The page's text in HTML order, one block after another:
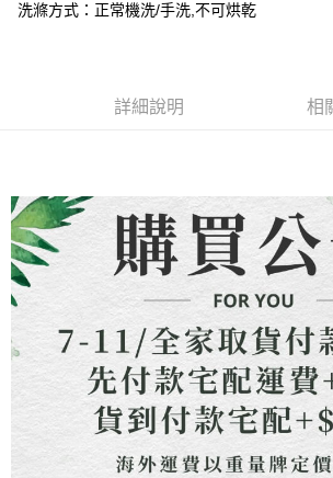
消。如遇「轉專審核」未通過狀況，表示未達大哥付
2.透過簡訊連結打開帳單後，可選擇「超商條碼／台
用戶於交易時，得透過本服務購買商品或服務，並
買賣價金債權讓與本公司後，依約使用本公司帳單繳
2.基於同意付款使用「大哥付你分期」之契約關係目
資料（包含姓名、電話或地址）提供予台灣大哥大
由本公司與您本人進行分期帳單所需資料之確認、核
3.完整用戶服務條款，請詳閱以下連結：https://
２．便利：只要手機號碼，簡訊認證，即可結帳。
結帳頁面，進行簡訊認證並確認金額後，即可完成結
購買商品的店家。未經商家同意取消之訂單仍視為
後付繳納相關費用。
※ 交易是否成功請以「AFTEE先享後付 」之結帳頁
是否繳費成功／繳費後需取消欲退款等相關疑問，
客戶支援中心」
https://
【注意事項】
１．透過由恩沛科技股份有限公司提供之「AFTEE
易，需依本服務之必要範圍內提供個人資料，並將交
權轉讓予恩沛科技股份有限公司。
２．關於個人資料處理事宜，請瀏覽以下網址：
https://aftee.tw/terms/#terms3
３．未成年的使用者請事先徵得法定代理人或監護人
「AFTEE先享後付」，若未經同意申辦者引起之損失
每筆NT$80，滿NT$1,500(含以上)免運費
先付款宅配到府
每筆NT$65，滿NT$1,500(含以上)免運費
貨到付款
每筆NT$130，滿NT$1,500(含以上)免運費
海外配送
洗滌方式：正常機洗/手洗,不可烘乾
詳細說明 相